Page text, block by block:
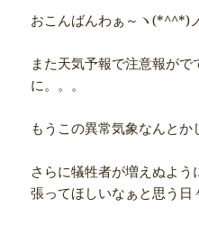
おこんばんわぁ～ヽ(*^^*)
また天気予報で注意報が
に。。。
もうこの異常気象なんとか
さらに犠牲者が増えぬよ
張ってほしいなぁと思う日